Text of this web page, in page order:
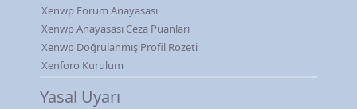
Xenwp Forum Anayasası
Xenwp Anayasası Ceza Puanları
Xenwp Doğrulanmış Profil Rozeti
Xenforo Kurulum
Yasal Uyarı